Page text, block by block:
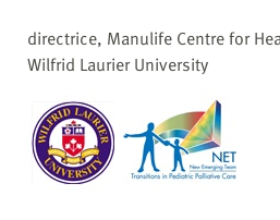
directrice, Manulife Centre for
Wilfrid Laurier University